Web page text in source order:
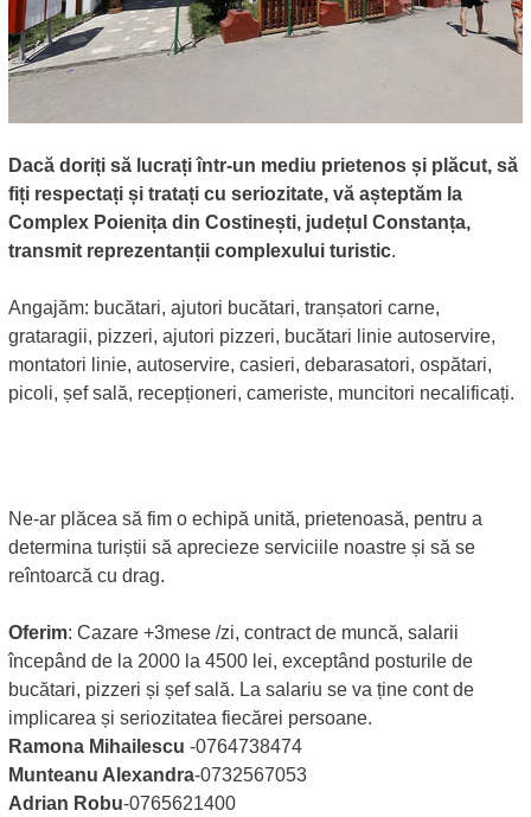
Dacă doriți să lucrați într-un mediu prietenos și plăcut, să
fiți respectați și tratați cu seriozitate, vă așteptăm la
Complex Poienița din Costinești, județul Constanța,
transmit reprezentanții complexului turistic.
Angajăm: bucătari, ajutori bucătari, tranșatori carne,
grataragii, pizzeri, ajutori pizzeri, bucătari linie autoservire,
montatori linie, autoservire, casieri, debarasatori, ospătari,
picoli, șef sală, recepționeri, cameriste, muncitori necalificați.
Ne-ar plăcea să fim o echipă unită, prietenoasă, pentru a
determina turiștii să aprecieze serviciile noastre și să se
reîntoarcă cu drag.
Oferim: Cazare +3mese /zi, contract de muncă, salarii
începând de la 2000 la 4500 lei, exceptând posturile de
bucătari, pizzeri și șef sală. La salariu se va ține cont de
implicarea și seriozitatea fiecărei persoane.
Ramona Mihailescu -0764738474
Munteanu Alexandra-0732567053
Adrian Robu-0765621400